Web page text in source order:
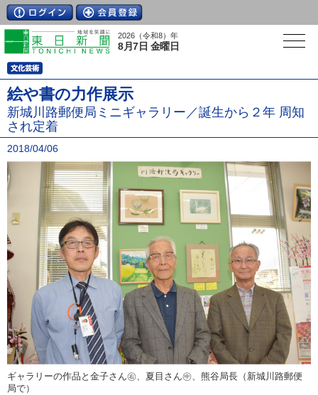
2026（令和8）年
8月7日 金曜日
絵や書の力作展示
新城川路郵便局ミニギャラリー／誕生から２年 周知
され定着
2018/04/06
ギャラリーの作品と金子さん㊨、夏目さん㊥、熊谷局長（新城川路郵便
局で）